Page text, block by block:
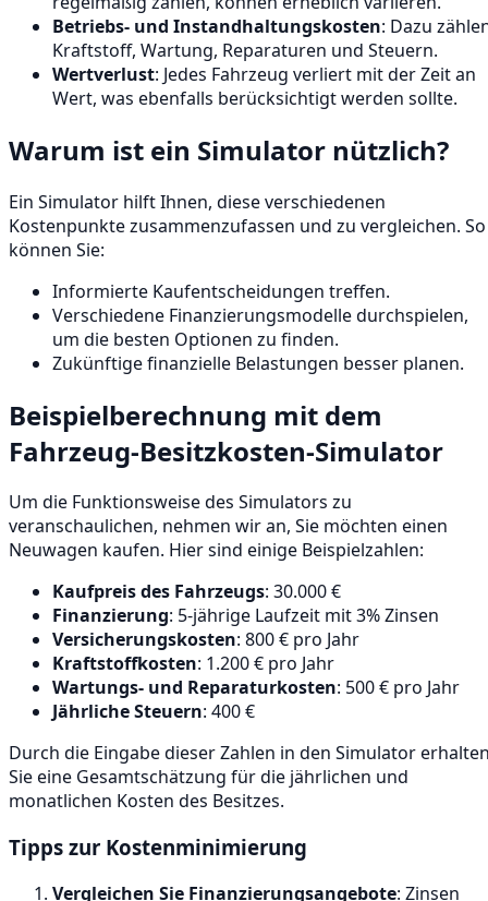
Betriebs- und Instandhaltungskosten: Dazu
Kraftstoff, Wartung, Reparaturen und Steuern.
Wertverlust: Jedes Fahrzeug verliert mit der Zeit an
Wert, was ebenfalls berücksichtigt werden sollte.
Warum ist ein Simulator nützlich?
Ein Simulator hilft Ihnen, diese verschiedenen
Kostenpunkte zusammenzufassen und zu vergleichen. So
können Sie:
Informierte Kaufentscheidungen treffen.
Verschiedene Finanzierungsmodelle durchspielen,
um die besten Optionen zu finden.
Zukünftige finanzielle Belastungen besser planen.
Beispielberechnung mit dem
Fahrzeug-Besitzkosten-Simulator
Um die Funktionsweise des Simulators zu
veranschaulichen, nehmen wir an, Sie möchten einen
Neuwagen kaufen. Hier sind einige Beispielzahlen:
Kaufpreis des Fahrzeugs: 30.000 €
Finanzierung: 5-jährige Laufzeit mit 3% Zinsen
Versicherungskosten: 800 € pro Jahr
Kraftstoffkosten: 1.200 € pro Jahr
Wartungs- und Reparaturkosten: 500 € pro Jahr
Jährliche Steuern: 400 €
Durch die Eingabe dieser Zahlen in den Simulator
Sie eine Gesamtschätzung für die jährlichen und
monatlichen Kosten des Besitzes.
Tipps zur Kostenminimierung
Vergleichen Sie Finanzierungsangebote: Zinsen